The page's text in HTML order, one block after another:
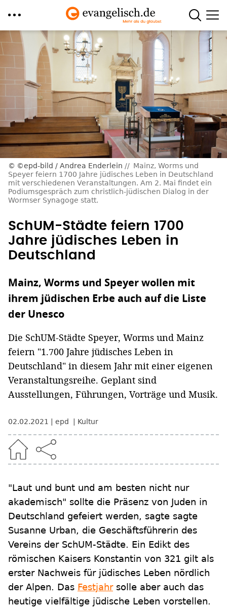
Direkt
zum
Inhalt
©epd-bild / Andrea Enderlein
Mainz, Worms und
Speyer feiern 1700 Jahre jüdisches Leben in Deutschland
mit verschiedenen Veranstaltungen. Am 2. Mai findet ein
Podiumsgespräch zum christlich-jüdischen Dialog in der
Wormser Synagoge statt.
SchUM-Städte feiern 1700
Jahre jüdisches Leben in
Deutschland
Mainz, Worms und Speyer wollen mit
ihrem jüdischen Erbe auch auf die Liste
der Unesco
Die SchUM-Städte Speyer, Worms und Mainz
feiern "1.700 Jahre jüdisches Leben in
Deutschland" in diesem Jahr mit einer eigenen
Veranstaltungsreihe. Geplant sind
Ausstellungen, Führungen, Vorträge und Musik.
02.02.2021 epd Kultur
"Laut und bunt und am besten nicht nur
akademisch" sollte die Präsenz von Juden in
Deutschland gefeiert werden, sagte sagte
Susanne Urban, die Geschäftsführerin des
Vereins der SchUM-Städte. Ein Edikt des
römischen Kaisers Konstantin von 321 gilt als
erster Nachweis für jüdisches Leben nördlich
der Alpen. Das Festjahrsolle aber auch das
heutige vielfältige jüdische Leben vorstellen.